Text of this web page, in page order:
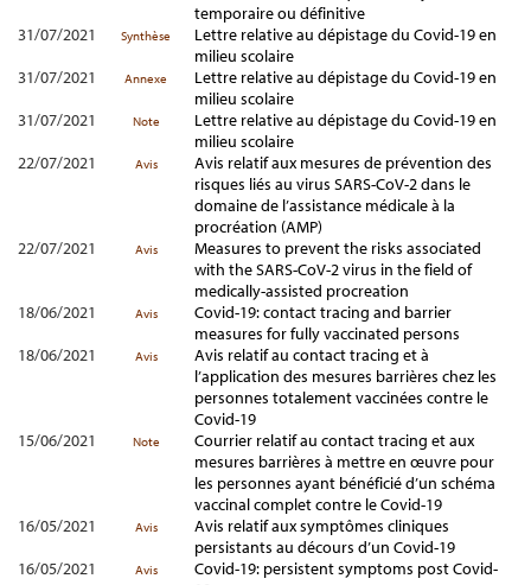
temporaire ou définitive
31/07/2021
Synthèse
Lettre relative au dépistage du Covid-19 en
milieu scolaire
31/07/2021
Annexe
Lettre relative au dépistage du Covid-19 en
milieu scolaire
31/07/2021
Note
Lettre relative au dépistage du Covid-19 en
milieu scolaire
22/07/2021
Avis
Avis relatif aux mesures de prévention des
risques liés au virus SARS-CoV-2 dans le
domaine de l’assistance médicale à la
procréation (AMP)
22/07/2021
Avis
Measures to prevent the risks associated
with the SARS-CoV-2 virus in the field of
medically-assisted procreation
18/06/2021
Avis
Covid-19: contact tracing and barrier
measures for fully vaccinated persons
18/06/2021
Avis
Avis relatif au contact tracing et à
l’application des mesures barrières chez les
personnes totalement vaccinées contre le
Covid-19
15/06/2021
Note
Courrier relatif au contact tracing et aux
mesures barrières à mettre en œuvre pour
les personnes ayant bénéficié d’un schéma
vaccinal complet contre le Covid-19
16/05/2021
Avis
Avis relatif aux symptômes cliniques
persistants au décours d’un Covid-19
16/05/2021
Avis
Covid-19: persistent symptoms post Covid-